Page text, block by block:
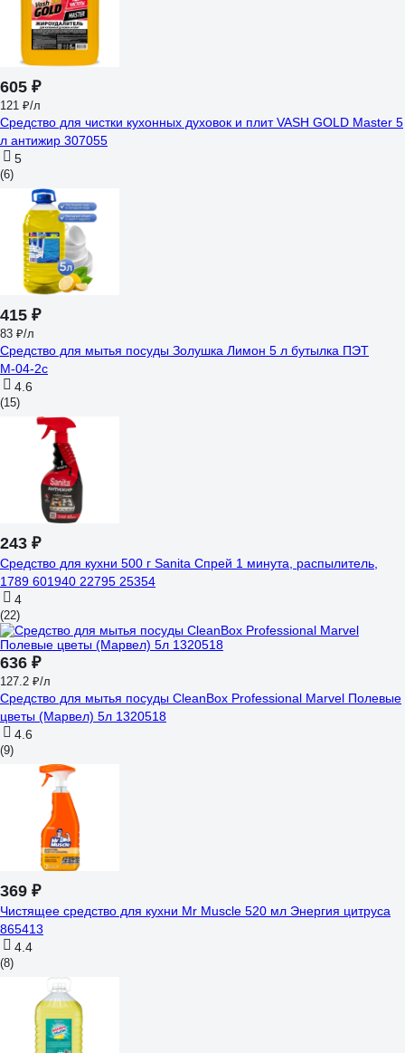
605 ₽
121 ₽/л
Средство для чистки кухонных духовок и плит VASH GOLD Master 5
л антижир 307055
5
(6)
415 ₽
83 ₽/л
Средство для мытья посуды Золушка Лимон 5 л бутылка ПЭТ
М-04-2c
4.6
(15)
243 ₽
Средство для кухни 500 г Sanita Спрей 1 минута, распылитель,
1789 601940 22795 25354
4
(22)
636 ₽
127.2 ₽/л
Средство для мытья посуды CleanBox Professional Marvel Полевые
цветы (Марвел) 5л 1320518
4.6
(9)
369 ₽
Чистящее средство для кухни Mr Muscle 520 мл Энергия цитруса
865413
4.4
(8)